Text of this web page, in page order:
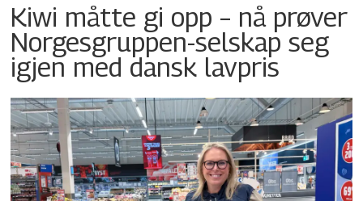
Kiwi måtte gi opp – nå prøver
Norgesgruppen-selskap seg
igjen med dansk lavpris